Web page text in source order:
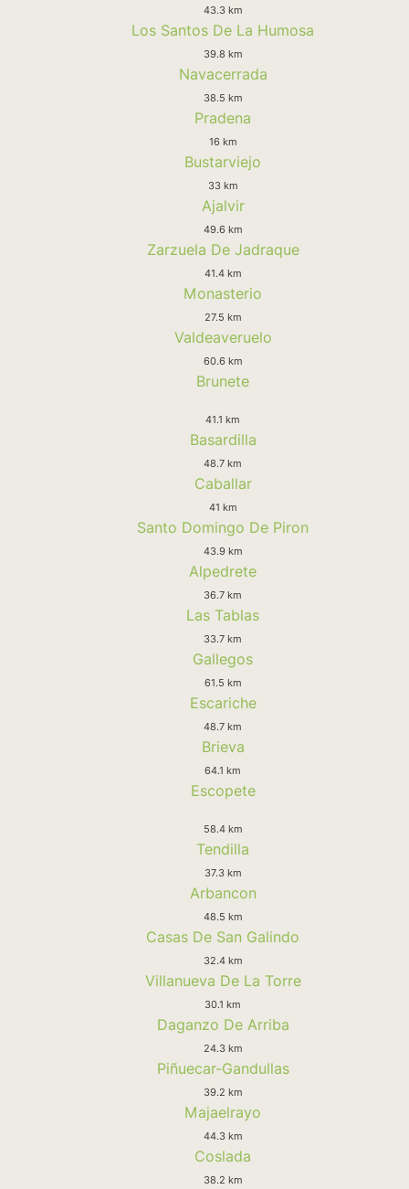
43.3 km
Los Santos De La Humosa
39.8 km
Navacerrada
38.5 km
Pradena
16 km
Bustarviejo
33 km
Ajalvir
49.6 km
Zarzuela De Jadraque
41.4 km
Monasterio
27.5 km
Valdeaveruelo
60.6 km
Brunete
41.1 km
Basardilla
48.7 km
Caballar
41 km
Santo Domingo De Piron
43.9 km
Alpedrete
36.7 km
Las Tablas
33.7 km
Gallegos
61.5 km
Escariche
48.7 km
Brieva
64.1 km
Escopete
58.4 km
Tendilla
37.3 km
Arbancon
48.5 km
Casas De San Galindo
32.4 km
Villanueva De La Torre
30.1 km
Daganzo De Arriba
24.3 km
Piñuecar-Gandullas
39.2 km
Majaelrayo
44.3 km
Coslada
38.2 km